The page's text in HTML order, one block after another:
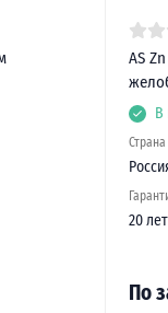
AS
В
20 лет
По